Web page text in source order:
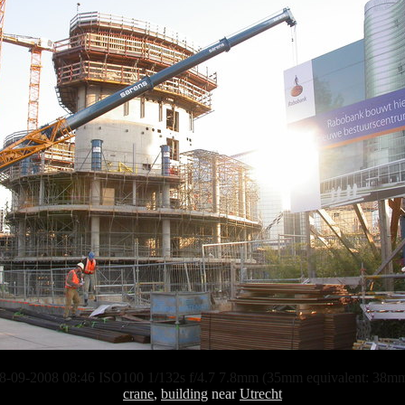
09-2008 08:46 ISO100 1/132s f/4.7 7.8mm (35mm equivalent:
crane, building nearUtrecht